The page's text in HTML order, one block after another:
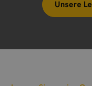
Unsere